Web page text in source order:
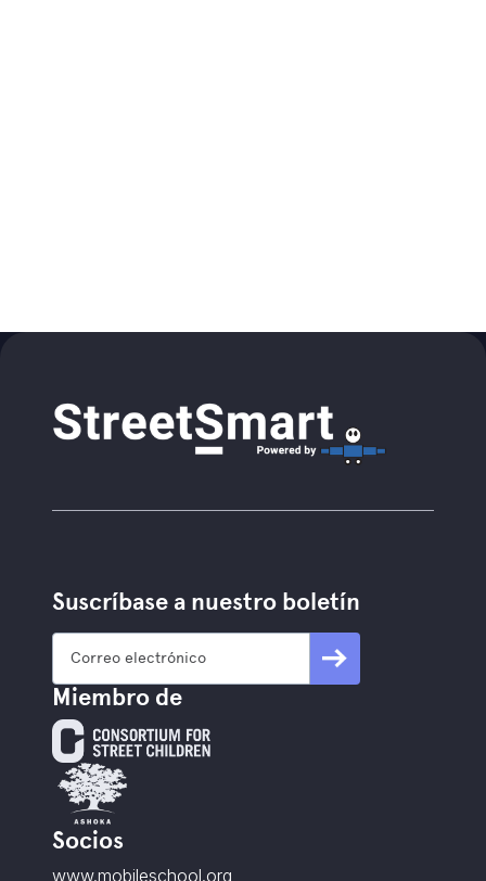
Suscríbase a nuestro boletín
Miembro de
Socios
www.mobileschool.org